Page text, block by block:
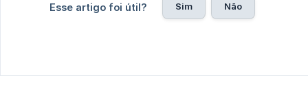
Esse artigo foi útil? Sim Não